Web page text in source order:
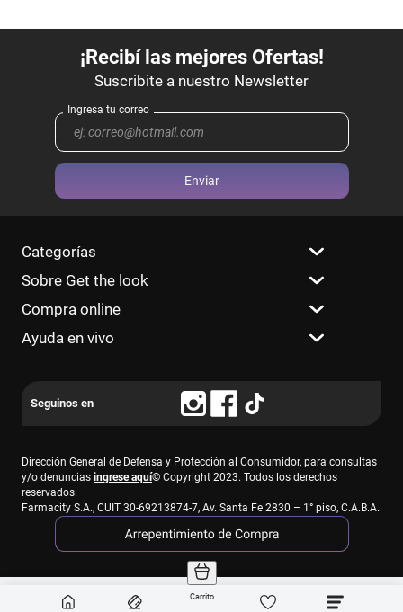
Carrito
Enviar
Categorías
Sobre Get the look
Compra online
Ayuda en vivo
Dirección General de Defensa y Protección al Consumidor, para consultas
y/o denuncias ingrese aquí© Copyright 2023. Todos los derechos
reservados.
Farmacity S.A., CUIT 30-69213874-7, Av. Santa Fe 2830 – 1° piso, C.A.B.A.